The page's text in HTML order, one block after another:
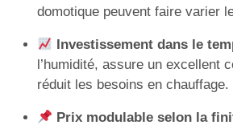
domotique peuvent faire varier
Investissement dans le
l’humidité, assure un excellent
réduit les besoins en chauffage.
Prix modulable selon la